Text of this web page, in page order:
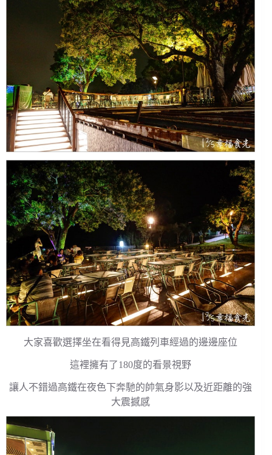
大家喜歡選擇坐在看得見高鐵列車經過的邊邊座位
這裡擁有了180度的看景視野
讓人不錯過高鐵在夜色下奔馳的帥氣身影以及近距離的強
大震撼感